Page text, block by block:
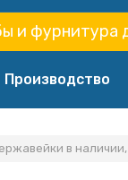
и фурнитура
Производство
в